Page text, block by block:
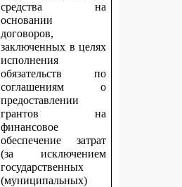
средства на
основании
договоров,
заключенных в целях
исполнения
обязательств по
соглашениям о
предоставлении
грантов на
финансовое
обеспечение затрат
(за исключением
государственных
(муниципальных)